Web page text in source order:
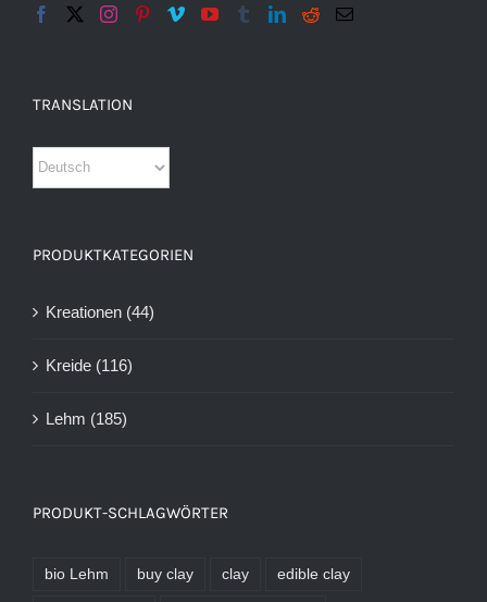
TRANSLATION
PRODUKTKATEGORIEN
Kreationen (44)
Kreide (116)
Lehm (185)
PRODUKT-SCHLAGWÖRTER
bio Lehm buy clay clay edible clay